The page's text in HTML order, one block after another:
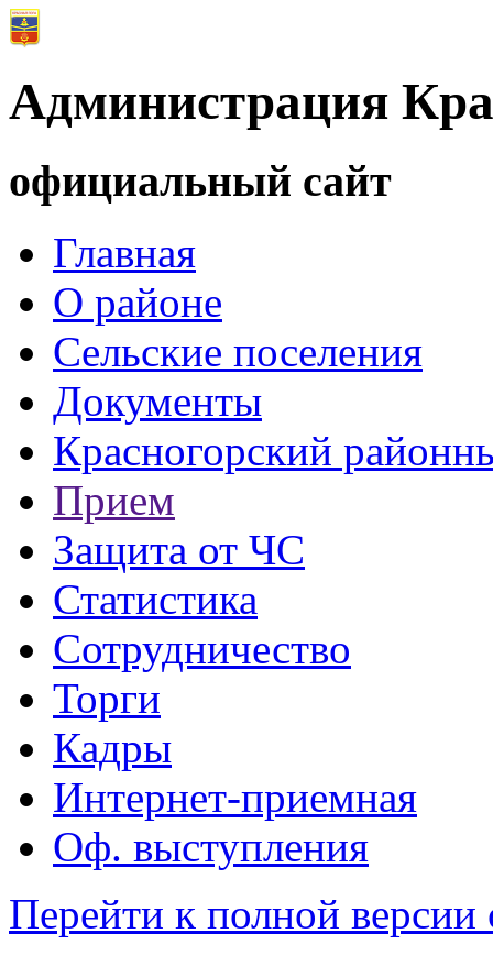
Администрация
официальный сайт
Главная
О районе
Сельские поселения
Документы
Красногорский
Прием
Защита от ЧС
Статистика
Сотрудничество
Торги
Кадры
Интернет-приемная
Оф. выступления
Перейти к полной версии